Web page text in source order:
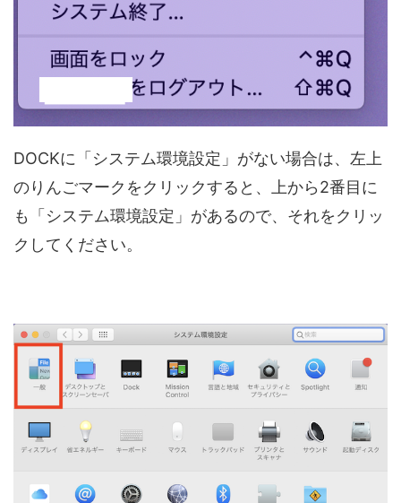
DOCKに「システム環境設定」がない場合は、左上
のりんごマークをクリックすると、上から2番目に
も「システム環境設定」があるので、それをクリッ
クしてください。